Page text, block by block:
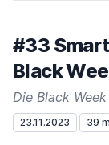
#33
Black
23.11.2023 39